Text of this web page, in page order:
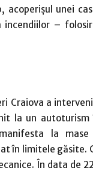
unei
–
Craiova a
la un autoturism
la mase
în limitele găsite.
În data de